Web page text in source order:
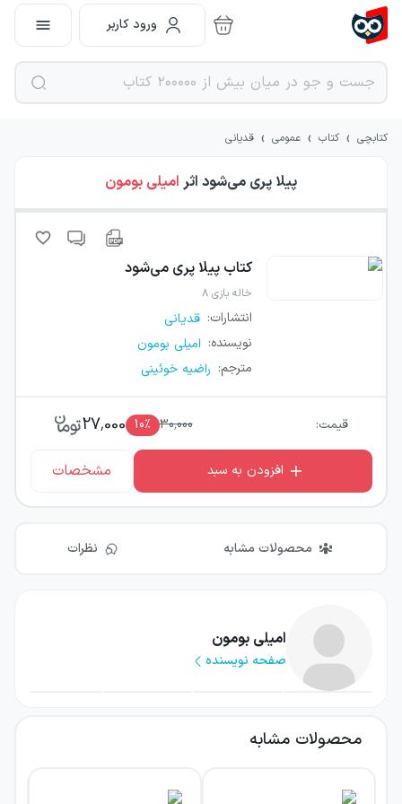
ورود کاربر
کتابچی › کتاب › عمومی › قدیانی
پیلا پری می‌شود اثر امیلی بومون
کتاب پیلا پری می‌شود
خاله بازی ۸
انتشارات: قدیانی
نویسنده: امیلی بومون
مترجم: راضیه خوئینی
قیمت: 30,000
10٪ 27,000
افزودن به سبد مشخصات
محصولات مشابه نظرات
امیلی بومون
صفحه نویسنده
محصولات مشابه